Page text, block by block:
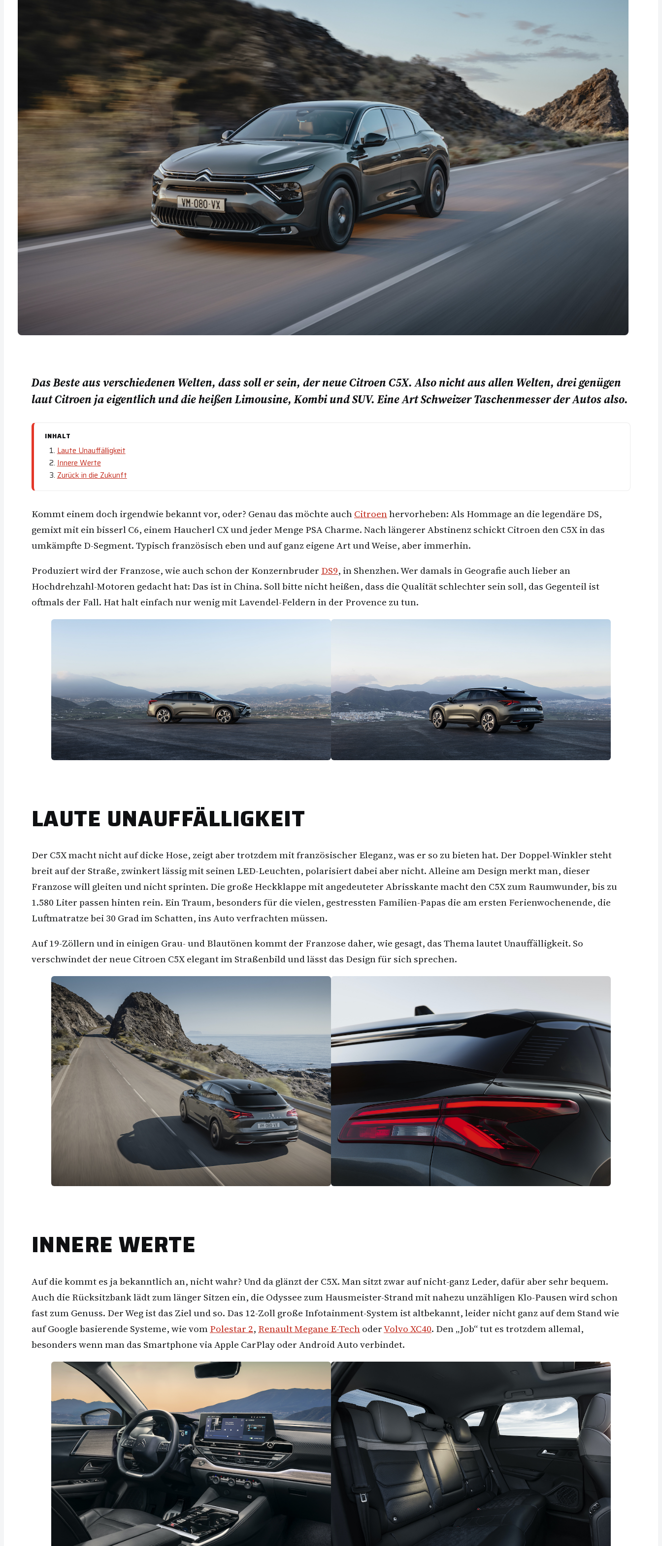
Das Beste aus verschiedenen Welten, dass soll er sein, der neue Citroen C5X. Also nicht aus allen Welten, drei genügen
laut Citroen ja eigentlich und die heißen Limousine, Kombi und SUV. Eine Art Schweizer Taschenmesser der Autos also.
INHALT
Laute Unauffälligkeit
Innere Werte
Zurück in die Zukunft
Kommt einem doch irgendwie bekannt vor, oder? Genau das möchte auchCitroenhervorheben: Als Hommage an die legendäre DS,
gemixt mit ein bisserl C6, einem Haucherl CX und jeder Menge PSA Charme. Nach längerer Abstinenz schickt Citroen den C5X in das
umkämpfte D-Segment. Typisch französisch eben und auf ganz eigene Art und Weise, aber immerhin.
Produziert wird der Franzose, wie auch schon der Konzernbruder DS9, in Shenzhen. Wer damals in Geografie auch lieber an
Hochdrehzahl-Motoren gedacht hat: Das ist in China. Soll bitte nicht heißen, dass die Qualität schlechter sein soll, das Gegenteil ist
oftmals der Fall. Hat halt einfach nur wenig mit Lavendel-Feldern in der Provence zu tun.
LAUTE UNAUFFÄLLIGKEIT
Der C5X macht nicht auf dicke Hose, zeigt aber trotzdem mit französischer Eleganz, was er so zu bieten hat. Der Doppel-Winkler steht
breit auf der Straße, zwinkert lässig mit seinen LED-Leuchten, polarisiert dabei aber nicht. Alleine am Design merkt man, dieser
Franzose will gleiten und nicht sprinten. Die große Heckklappe mit angedeuteter Abrisskante macht den C5X zum Raumwunder, bis zu
1.580 Liter passen hinten rein. Ein Traum, besonders für die vielen, gestressten Familien-Papas die am ersten Ferienwochenende, die
Luftmatratze bei 30 Grad im Schatten, ins Auto verfrachten müssen.
Auf 19-Zöllern und in einigen Grau- und Blautönen kommt der Franzose daher, wie gesagt, das Thema lautet Unauffälligkeit. So
verschwindet der neue Citroen C5X elegant im Straßenbild und lässt das Design für sich sprechen.
INNERE WERTE
Auf die kommt es ja bekanntlich an, nicht wahr? Und da glänzt der C5X. Man sitzt zwar auf nicht-ganz Leder, dafür aber sehr bequem.
Auch die Rücksitzbank lädt zum länger Sitzen ein, die Odyssee zum Hausmeister-Strand mit nahezu unzähligen Klo-Pausen wird schon
fast zum Genuss. Der Weg ist das Ziel und so. Das 12-Zoll große Infotainment-System ist altbekannt, leider nicht ganz auf dem Stand wie
auf Google basierende Systeme, wie vomPolestar 2, Renault Megane E-TechoderVolvo XC40. Den „Job“ tut es trotzdem allemal,
besonders wenn man das Smartphone via Apple CarPlay oder Android Auto verbindet.